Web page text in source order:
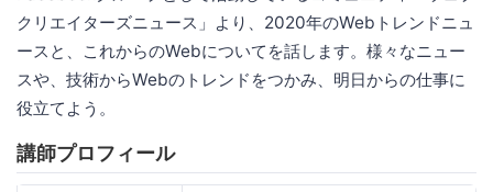
クリエイターズニュース」より、2020年のWebトレンドニュ
ースと、これからのWebについてを話します。様々なニュー
スや、技術からWebのトレンドをつかみ、明日からの仕事に
役立てよう。
講師プロフィール